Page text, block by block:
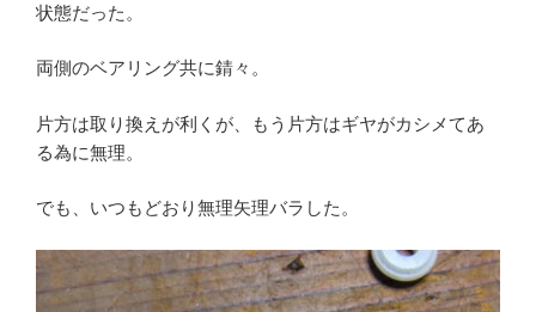
状態だった。
両側のベアリング共に錆々。
片方は取り換えが利くが、もう片方はギヤがカシメてあ
る為に無理。
でも、いつもどおり無理矢理バラした。